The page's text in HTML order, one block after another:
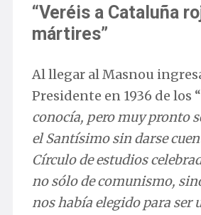
“Veréis a Cataluña
mártires”
Al llegar al Masnou
Presidente en 1936 de los
conocía, pero muy pronto
el Santísimo sin darse
Círculo de estudios
no sólo de comunismo,
nos había elegido para ser